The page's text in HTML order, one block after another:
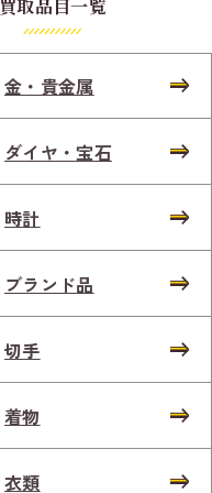
買取品目一覧
金・貴金属
ダイヤ・宝石
時計
ブランド品
切手
着物
衣類